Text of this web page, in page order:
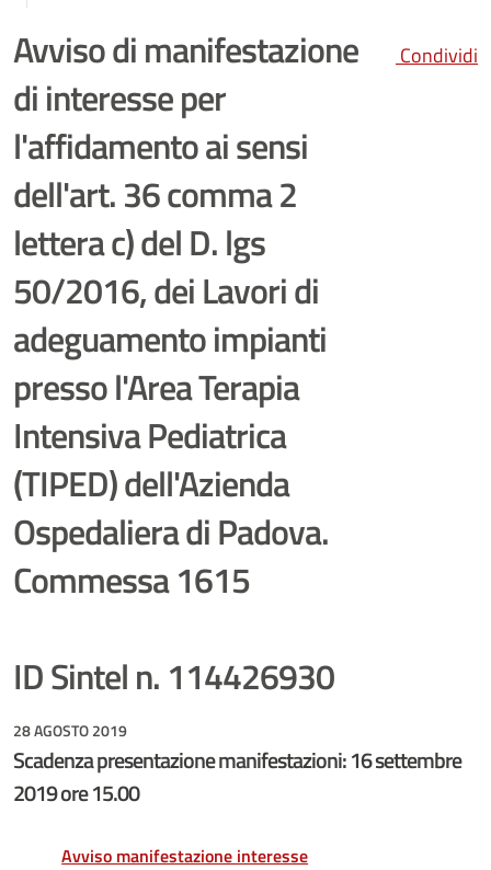
Avviso di manifestazione
di interesse per
l'affidamento ai sensi
dell'art. 36 comma 2
lettera c) del D. lgs
50/2016, dei Lavori di
adeguamento impianti
presso l'Area Terapia
Intensiva Pediatrica
(TIPED) dell'Azienda
Ospedaliera di Padova.
Commessa 1615
ID Sintel n. 114426930
Condividi
28 AGOSTO 2019
Scadenza presentazione manifestazioni: 16 settembre
2019 ore 15.00
Avviso manifestazione interesse